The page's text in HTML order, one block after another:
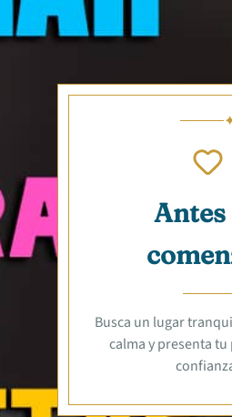
Antes
Busca un lugar
calma y presenta